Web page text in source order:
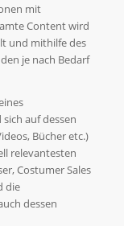
mit
Content wird
und mithilfe des
je nach Bedarf
auf dessen
Bücher etc.)
relevantesten
Costumer Sales
die
dessen